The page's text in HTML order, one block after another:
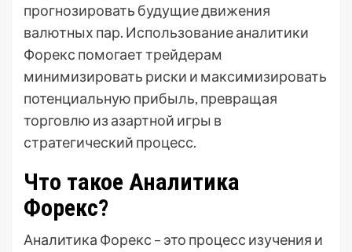
прогнозировать будущие движения
валютных пар. Использование аналитики
Форекс помогает трейдерам
минимизировать риски и максимизировать
потенциальную прибыль, превращая
торговлю из азартной игры в
стратегический процесс.
Что такое Аналитика
Форекс?
Аналитика Форекс – это процесс изучения и